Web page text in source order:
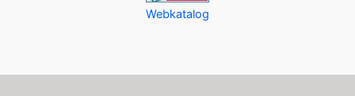
Webkatalog